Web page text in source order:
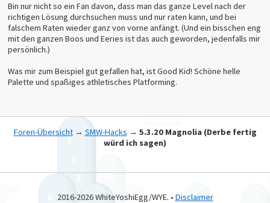
Bin nur nicht so ein Fan davon, dass man das ganze Level nach der
richtigen Lösung durchsuchen muss und nur raten kann, und bei
falschem Raten wieder ganz von vorne anfängt. (Und ein bisschen eng
mit den ganzen Boos und Eeries ist das auch geworden, jedenfalls mir
persönlich.)
Was mir zum Beispiel gut gefallen hat, ist Good Kid! Schöne helle
Palette und spaßiges athletisches Platforming.
Foren-Übersicht→ SMW-Hacks → 5.3.20 Magnolia (Derbe fertig
würd ich sagen)
2016-2026 WhiteYoshiEgg/WYE. • Disclaimer